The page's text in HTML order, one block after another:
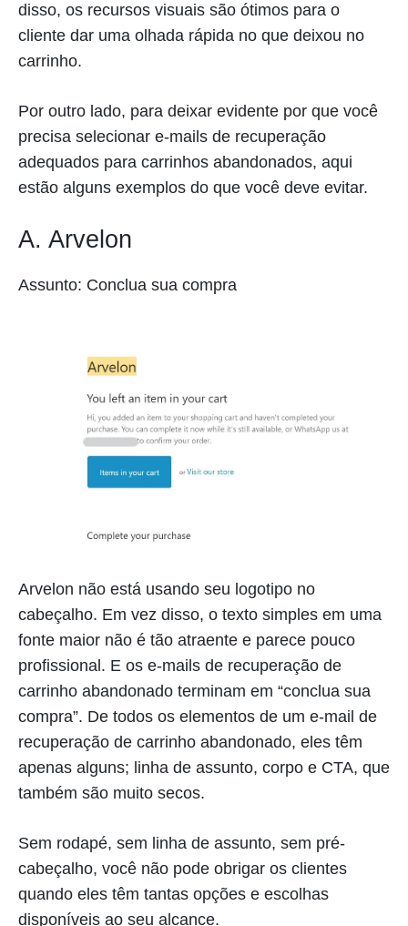
disso, os recursos visuais são ótimos para o
cliente dar uma olhada rápida no que deixou no
carrinho.
Por outro lado, para deixar evidente por que você
precisa selecionar e-mails de recuperação
adequados para carrinhos abandonados, aqui
estão alguns exemplos do que você deve evitar.
A. Arvelon
Assunto: Conclua sua compra
Arvelon não está usando seu logotipo no
cabeçalho. Em vez disso, o texto simples em uma
fonte maior não é tão atraente e parece pouco
profissional. E os e-mails de recuperação de
carrinho abandonado terminam em “conclua sua
compra”. De todos os elementos de um e-mail de
recuperação de carrinho abandonado, eles têm
apenas alguns; linha de assunto, corpo e CTA, que
também são muito secos.
Sem rodapé, sem linha de assunto, sem pré-
cabeçalho, você não pode obrigar os clientes
quando eles têm tantas opções e escolhas
disponíveis ao seu alcance.